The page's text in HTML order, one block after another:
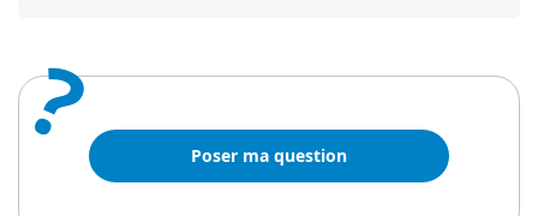
? Poser ma question